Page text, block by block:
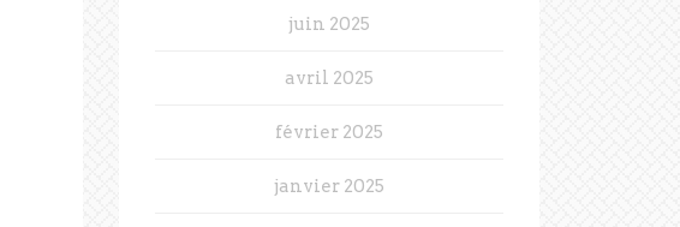
juin 2025
avril 2025
février 2025
janvier 2025